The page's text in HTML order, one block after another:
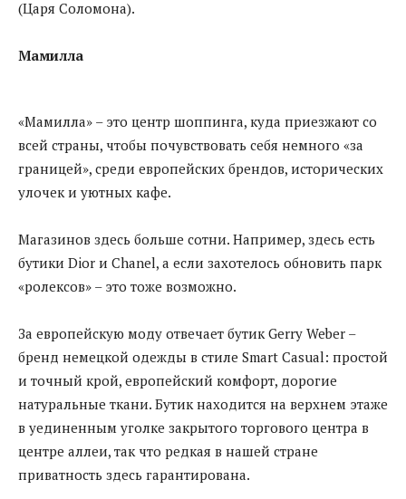
(Царя Соломона).
Мамилла
«Мамилла» – это центр шоппинга, куда приезжают со
всей страны, чтобы почувствовать себя немного «за
границей», среди европейских брендов, исторических
улочек и уютных кафе.
Магазинов здесь больше сотни. Например, здесь есть
бутики Dior и Chanel, а если захотелось обновить парк
«ролексов» – это тоже возможно.
За европейскую моду отвечает бутик Gerry Weber –
бренд немецкой одежды в стиле Smart Casual: простой
и точный крой, европейский комфорт, дорогие
натуральные ткани. Бутик находится на верхнем этаже
в уединенным уголке закрытого торгового центра в
центре аллеи, так что редкая в нашей стране
приватность здесь гарантирована.